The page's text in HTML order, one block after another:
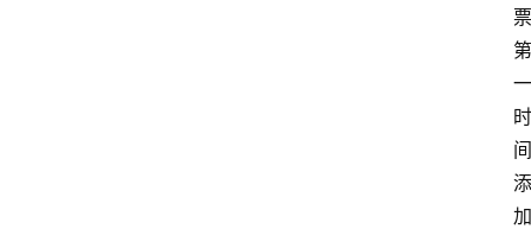
票
第
一
时
间
添
加